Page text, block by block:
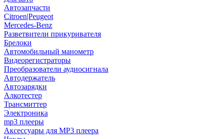
Автозапчасти
Citroen|Peugeot
Mercedes-Benz
Разветвители прикуривателя
Брелоки
Автомобильный манометр
Видеорегистраторы
Преобразователи аудиосигнала
Автодержатель
Автозарядки
Алкотестер
Трансмиттер
Электроника
mp3 плееры
Аксессуары для MP3 плеера